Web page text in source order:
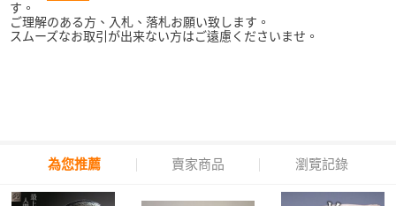
す。
ご理解のある方、入札、落札お願い致します。
スムーズなお取引が出来ない方はご遠慮くださいませ。
為您推薦 賣家商品 瀏覽記錄